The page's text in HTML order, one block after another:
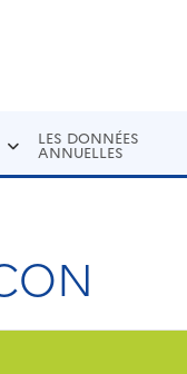
LES DONNÉES
ANNUELLES